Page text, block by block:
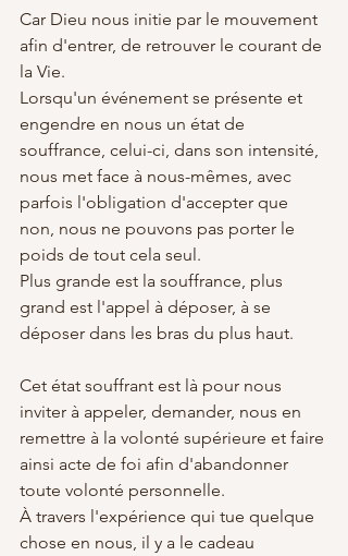
Car Dieu nous initie par le mouvement
afin d'entrer, de retrouver le courant de
la Vie.
Lorsqu'un événement se présente et
engendre en nous un état de
souffrance, celui-ci, dans son intensité,
nous met face à nous-mêmes, avec
parfois l'obligation d'accepter que
non, nous ne pouvons pas porter le
poids de tout cela seul.
Plus grande est la souffrance, plus
grand est l'appel à déposer, à se
déposer dans les bras du plus haut.
Cet état souffrant est là pour nous
inviter à appeler, demander, nous en
remettre à la volonté supérieure et faire
ainsi acte de foi afin d'abandonner
toute volonté personnelle.
À travers l'expérience qui tue quelque
chose en nous, il y a le cadeau